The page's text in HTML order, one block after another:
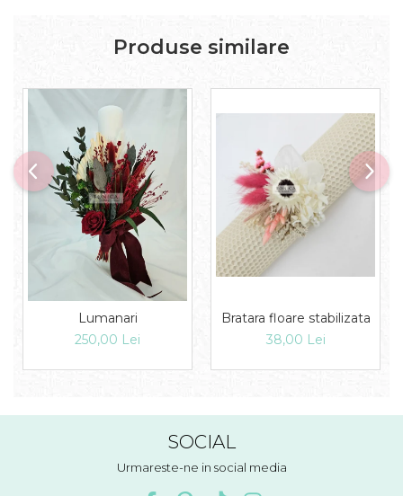
Produse similare
Lumanari
250,00 Lei
Bratara floare stabilizata
38,00 Lei
SOCIAL
Urmareste-ne in social media